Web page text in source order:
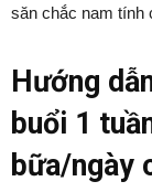
săn chắc nam tính
Hướng
buổi 1
bữa/ngày